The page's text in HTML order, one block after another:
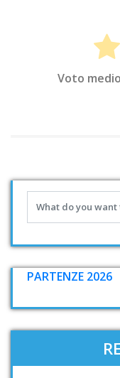
Voto medio
PARTENZE 2026